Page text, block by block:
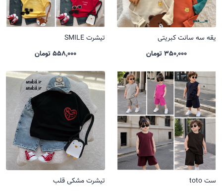
یقه سه سانت کبریتی
350,000 تومان
تیشرت SMILE
558,000 تومان
ست toto
تیشرت مشکی قلب